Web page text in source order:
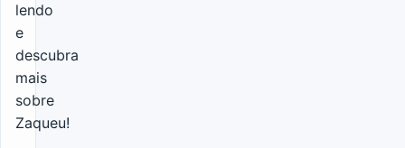
lendo
e
descubra
mais
sobre
Zaqueu!